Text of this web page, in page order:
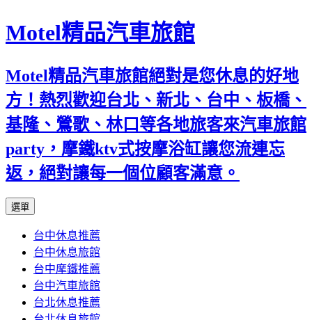
Motel精品汽車旅館
Motel精品汽車旅館絕對是您休息的好地
方！熱烈歡迎台北、新北、台中、板橋、
基隆、鶯歌、林口等各地旅客來汽車旅館
party，摩鐵ktv式按摩浴缸讓您流連忘
返，絕對讓每一個位顧客滿意。
選單
內
容
台中休息推薦
台中休息旅館
台中摩鐵推薦
台中汽車旅館
台北休息推薦